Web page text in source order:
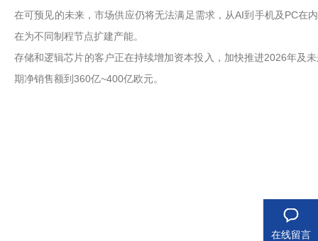
在可预见的未来，市场供应仍将无法满足需求，从AI到手机及PC在
在为不同制程节点扩建产能。
存储和逻辑芯片的客户正在持续增加资本投入，加快推进2026年及
期净销售额到360亿~400亿欧元。
在线留言